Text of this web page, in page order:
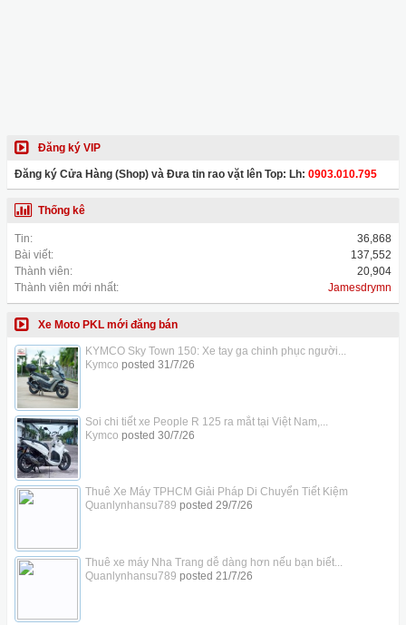
Đăng ký VIP
Đăng ký Cửa Hàng (Shop) và Đưa tin rao vặt lên Top: Lh: 0903.010.795
Thống kê
Tin:
36,868
Bài viết:
137,552
Thành viên:
20,904
Thành viên mới nhất:
Jamesdrymn
Xe Moto PKL mới đăng bán
KYMCO Sky Town 150: Xe tay ga chinh phục người...
Kymco posted 31/7/26
Soi chi tiết xe People R 125 ra mắt tại Việt Nam,...
Kymco posted 30/7/26
Thuê Xe Máy TPHCM Giải Pháp Di Chuyển Tiết Kiệm
Quanlynhansu789 posted 29/7/26
Thuê xe máy Nha Trang dễ dàng hơn nếu bạn biết...
Quanlynhansu789 posted 21/7/26